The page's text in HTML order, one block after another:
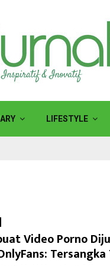
LIFESTYLE
Video Porno